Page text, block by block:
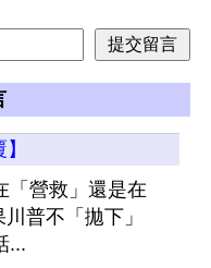
「營救」還是在
普不「拋下」
...